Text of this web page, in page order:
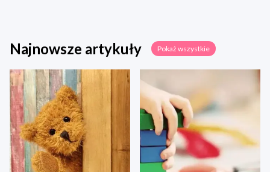
Najnowsze artykuły Pokaż wszystkie